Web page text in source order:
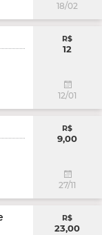
18/02
R$
12
12/01
R$
9,00
27/11
R$
23,00